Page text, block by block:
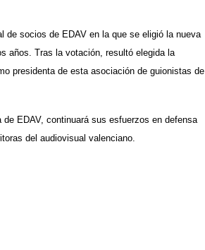
de socios de EDAV en la que se eligió la nueva
años. Tras la votación, resultó elegida la
presidenta de esta asociación de guionistas de
EDAV, continuará sus esfuerzos en defensa
del audiovisual valenciano.